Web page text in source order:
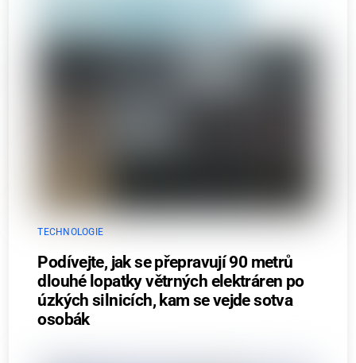
TECHNOLOGIE
Podívejte, jak se přepravují 90 metrů
dlouhé lopatky větrných elektráren po
úzkých silnicích, kam se vejde sotva
osobák